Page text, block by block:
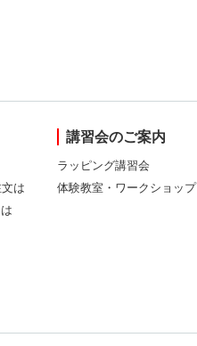
は
講習会のご案内
ラッピング講習会
体験教室・ワークショップ